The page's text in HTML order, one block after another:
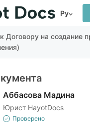
Ру
Договору на создание
Аббасова Мадина
Юрист HayotDocs
Проверено